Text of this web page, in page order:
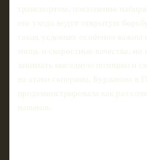
транспортом, постепенно
его ухода ведут открытую
таких условиях особенно важны
мощь и скоростные качества, но
занимать выгодную позицию и
на атаки соперниц. Бурлакова в
продемонстрировала как раз
навыков.